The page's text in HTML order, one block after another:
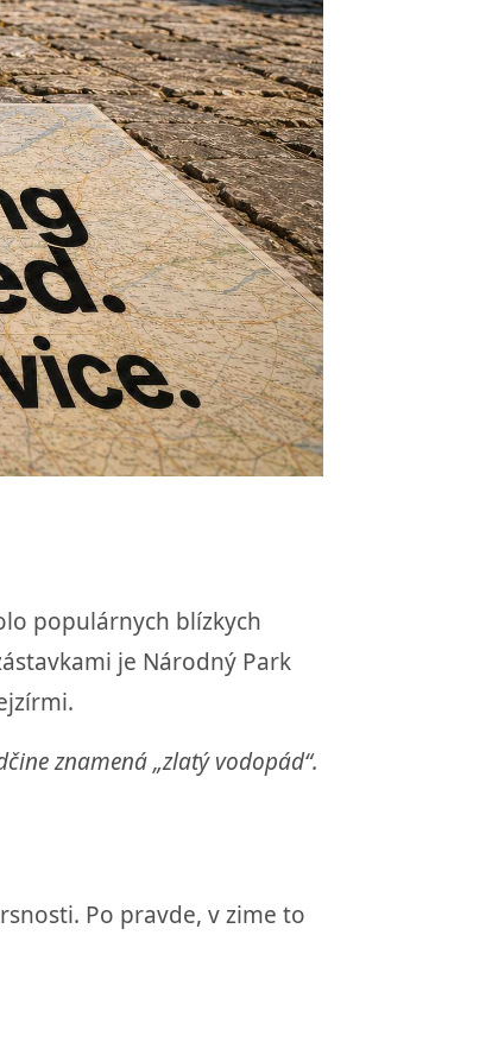
populárnych blízkych
je Národný Park
znamená „zlatý vodopád“.
Po pravde, v zime to